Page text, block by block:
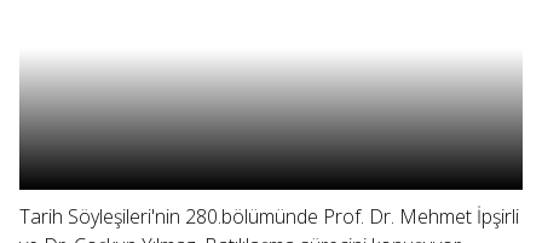
Tarih Söyleşileri'nin 280.bölümünde Prof. Dr. Mehmet İpşirli